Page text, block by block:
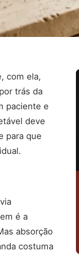
com ela,
trás da
paciente e
deve
para que
é a
absorção
costuma